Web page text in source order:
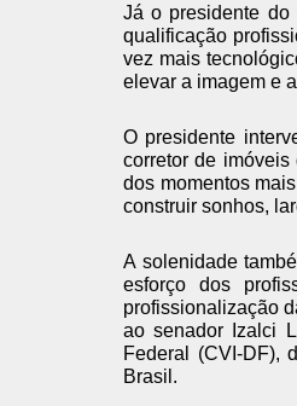
Já o presidente do
qualificação
vez mais
elevar a imagem e
O presidente
corretor de
dos momentos
construir sonhos,
A solenidade
esforço dos
profissionalização
ao senador Izalci
Federal (CVI-DF),
Brasil.